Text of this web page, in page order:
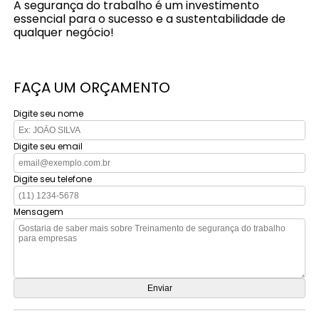
A segurança do trabalho é um investimento
essencial para o sucesso e a sustentabilidade de
qualquer negócio!
FAÇA UM ORÇAMENTO
Digite seu nome
Digite seu email
Digite seu telefone
Mensagem